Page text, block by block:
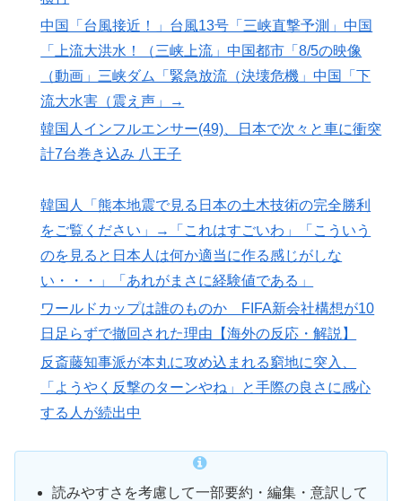
中国「台風接近！」台風13号「三峡直撃予測」中国
「上流大洪水！（三峡上流」中国都市「8/5の映像
（動画」三峡ダム「緊急放流（決壊危機」中国「下
流大水害（震え声」→
韓国人インフルエンサー(49)、日本で次々と車に衝突
計7台巻き込み 八王子
韓国人「熊本地震で見る日本の土木技術の完全勝利
をご覧ください」→「これはすごいわ」「こういう
のを見ると日本人は何か適当に作る感じがしな
い・・・」「あれがまさに経験値である」
ワールドカップは誰のものか FIFA新会社構想が10
日足らずで撤回された理由【海外の反応・解説】
反斎藤知事派が本丸に攻め込まれる窮地に突入、
「ようやく反撃のターンやね」と手際の良さに感心
する人が続出中
読みやすさを考慮して一部要約・編集・意訳して